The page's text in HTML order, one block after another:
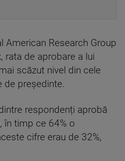
American Research Group
rata de aprobare a lui
scăzut nivel din cele
de președinte.
respondenți aprobă
în timp ce 64% o
cifre erau de 32%,